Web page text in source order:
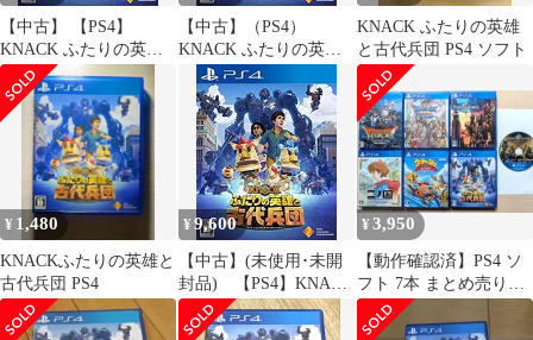
【中古】 【PS4】
KNACK ふたりの英雄
と古代兵団
【中古】（PS4）
KNACK ふたりの英雄
と古代兵団
KNACK ふたりの英雄
と古代兵団 PS4 ソフト
¥ 1,480
KNACKふたりの英雄と
古代兵団 PS4
¥9,600
【中古】(未使用･未開
封品) 【PS4】KNACK
ふたりの英雄と古代兵
団 wyeba8q
¥3,950
【動作確認済】PS4 ソ
フト 7本 まとめ売り
（ドラクエ・キングダ
ムハーツ3他）